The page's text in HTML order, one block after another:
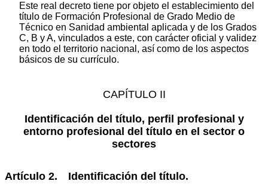
Este real decreto tiene por objeto el establecimiento del
título de Formación Profesional de Grado Medio de
Técnico en Sanidad ambiental aplicada y de los Grados
C, B y A, vinculados a este, con carácter oficial y validez
en todo el territorio nacional, así como de los aspectos
básicos de su currículo.
CAPÍTULO II
Identificación del título, perfil profesional y
entorno profesional del título en el sector o
sectores
Artículo 2. Identificación del título.